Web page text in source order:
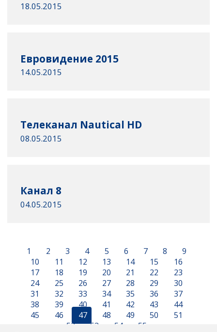
18.05.2015
Евровидение 2015
14.05.2015
Телеканал Nautical HD
08.05.2015
Канал 8
04.05.2015
1 2 3 4 5 6 7 8
9
10
11 12 13 14 15
16
17
18 19 20 21 22
23
24
25 26 27 28 29
30
31
32 33 34 35 36
37
38
39 40 41 42 43
44
45
46 47 48 49 50
51
52
53 54 55